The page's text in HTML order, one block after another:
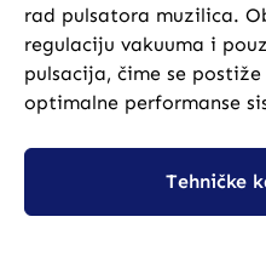
Tehničke
rad pulsatora muzilica.
regulaciju vakuuma i
pulsacija, čime se
optimalne performanse